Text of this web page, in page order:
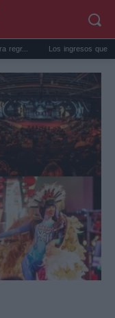
Los ingresos que te quitan